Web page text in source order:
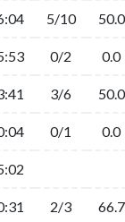
5/10 50.0
0/2 0.0
3/6 50.0
0/1 0.0
2/3 66.7
5/10 50.0
0/2 0.0
3/6 50.0
0/1 0.0
2/3 66.7